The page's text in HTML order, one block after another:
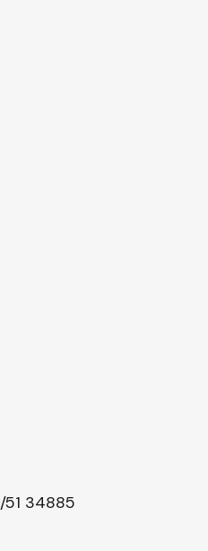
51 34885